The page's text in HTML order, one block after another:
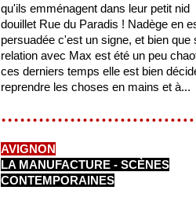
qu'ils emménagent dans leur petit nid
douillet Rue du Paradis ! Nadège en
persuadée c'est un signe, et bien que
relation avec Max est été un peu
ces derniers temps elle est bien
reprendre les choses en mains et à...
AVIGNON
LA MANUFACTURE - SCÈNES
CONTEMPORAINES